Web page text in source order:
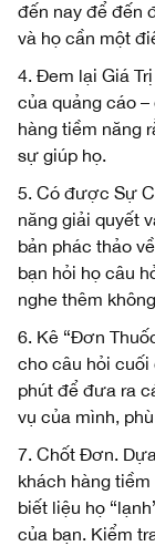
đến nay để đến
và họ cần một
4. Đem lại Giá
của quảng cáo
hàng tiềm năng
sự giúp họ.
5. Có được Sự
năng giải quyết
bản phác thảo
bạn hỏi họ câu
nghe thêm
6. Kê “Đơn
cho câu hỏi cuối
phút để đưa ra
vụ của mình,
7. Chốt Đơn.
khách hàng
biết liệu họ
của bạn. Kiểm